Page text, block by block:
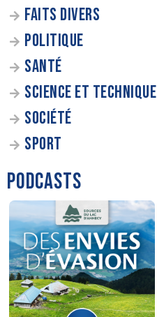
FAITS DIVERS
POLITIQUE
SANTÉ
SCIENCE ET TECHNIQUE
SOCIÉTÉ
SPORT
PODCASTS